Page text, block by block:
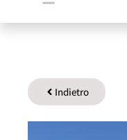
Indietro